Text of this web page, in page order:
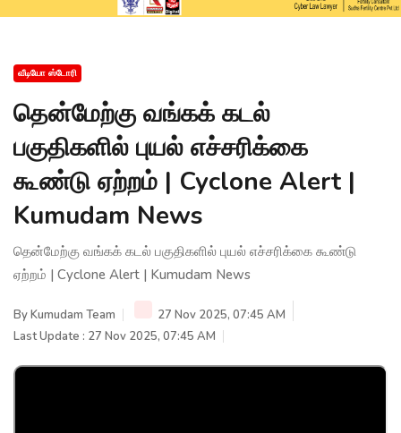
வீடியோ ஸ்டோரி
தென்மேற்கு வங்கக் கடல்
பகுதிகளில் புயல் எச்சரிக்கை
கூண்டு ஏற்றம் | Cyclone Alert |
Kumudam News
தென்மேற்கு வங்கக் கடல் பகுதிகளில் புயல் எச்சரிக்கை கூண்டு
ஏற்றம் | Cyclone Alert | Kumudam News
ByKumudam Team
27 Nov 2025, 07:45 AM
Last Update : 27 Nov 2025, 07:45 AM